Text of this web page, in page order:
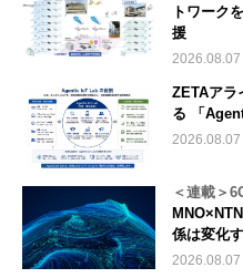
トワーク
援
2026.08.07
ZETAアラ
る 「
2026.08.07
＜連載＞
係は変化
2026.08.07